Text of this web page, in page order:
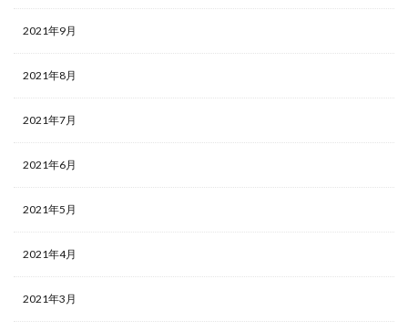
2021年9月
2021年8月
2021年7月
2021年6月
2021年5月
2021年4月
2021年3月